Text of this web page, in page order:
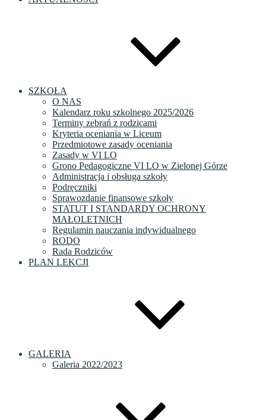
SZKOŁA
O NAS
Kalendarz roku szkolnego 2025/2026
Terminy zebrań z rodzicami
Kryteria oceniania w Liceum
Przedmiotowe zasady oceniania
Zasady w VI LO
Grono Pedagogiczne VI LO w Zielonej Górze
Administracja i obsługa szkoły
Podręczniki
Sprawozdanie finansowe szkoły
STATUT I STANDARDY OCHRONY
MAŁOLETNICH
Regulamin nauczania indywidualnego
RODO
Rada Rodziców
PLAN LEKCJI
GALERIA
Galeria 2022/2023